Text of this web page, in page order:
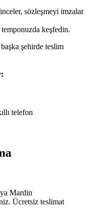
sözleşmeyi imzalar
keşfedin.
şehirde teslim
telefon
Mardin
Ücretsiz teslimat